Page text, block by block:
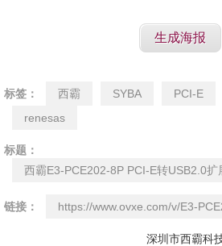
生成海报
标签： 西霸 SYBA PCI-E
renesas
标题：
西霸E3-PCE202-8P PCI-E转USB2.0
链接： https://www.ovxe.com/v/E3-
深圳市西霸科